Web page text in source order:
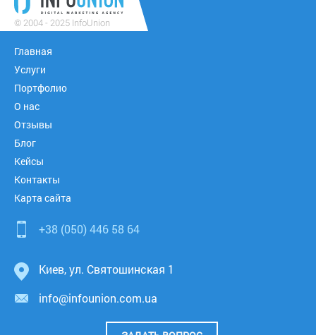
© 2004 - 2025 InfoUnion
Главная
Услуги
Портфолио
О нас
Отзывы
Блог
Кейсы
Контакты
Карта сайта
+38 (050)446 58 64
Киев,ул. Святошинская 1
info@infounion.com.ua